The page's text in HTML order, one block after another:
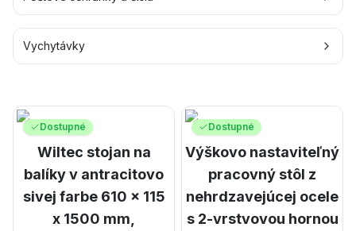
Vychytávky
Dostupné
Wiltec stojan na
balíky v antracitovo
sivej farbe 610 x 115
x 1500 mm,
Dostupné
Výškovo nastaviteľný
pracovný stôl z
nehrdzavejúcej ocele
s 2-vrstvovou hornou